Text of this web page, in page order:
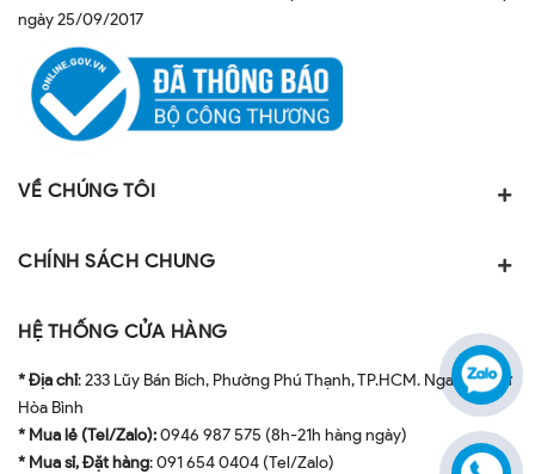
ngày 25/09/2017
VỀ CHÚNG TÔI
CHÍNH SÁCH CHUNG
HỆ THỐNG CỬA HÀNG
* Địa chỉ: 233 Lũy Bán Bích, Phường Phú Thạnh, TP.HCM. Ngay ngã tư
Hòa Bình
* Mua lẻ (Tel/Zalo):0946 987 575 (8h-21h hàng ngày)
* Mua sỉ, Đặt hàng: 091 654 0404 (Tel/Zalo)